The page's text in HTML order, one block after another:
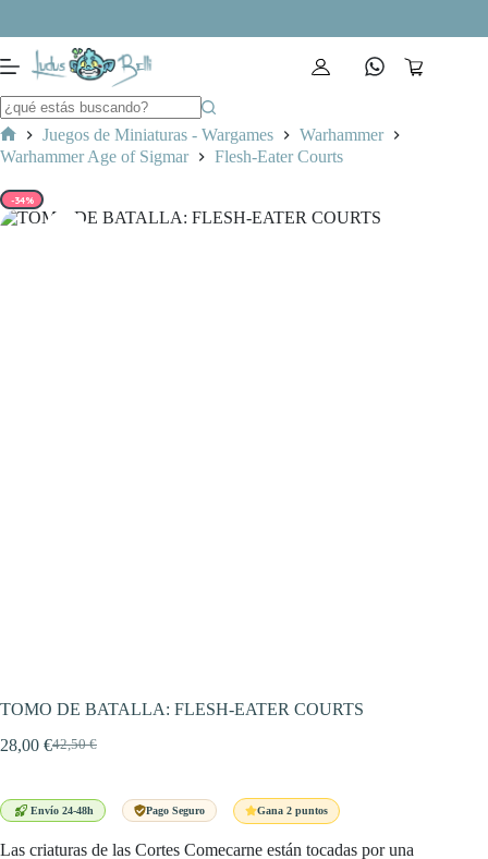
contenido
Carro
Inicio
Juegos de Miniaturas - Wargames
Warhammer
Warhammer Age of Sigmar
Flesh-Eater Courts
-34%
TOMO DE BATALLA: FLESH-EATER COURTS
42,50€
El
era:
28,00 €El
es:
Envío 24-48h Pago Seguro Gana 2 puntos
Las criaturas de las Cortes Comecarne están tocadas por una